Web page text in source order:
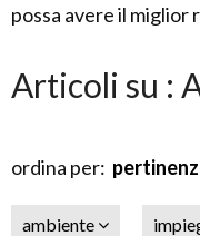
possa avere il miglior
Articoli su :
ordina per:
ambiente